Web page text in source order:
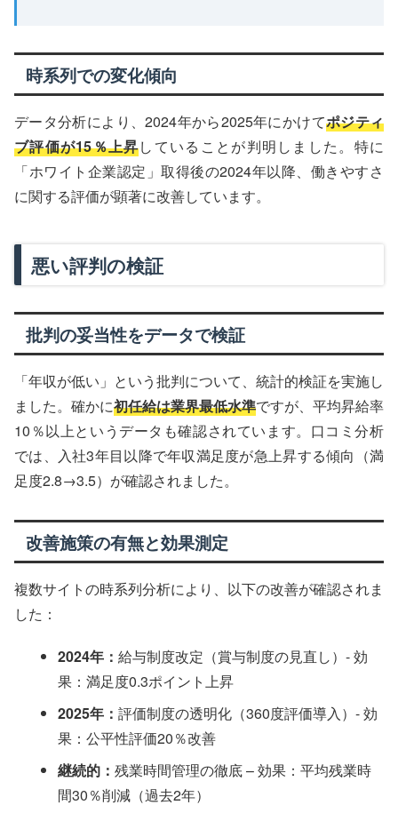
時系列での変化傾向
データ分析により、2024年から2025年にかけてポジティ
ブ評価が15％上昇していることが判明しました。特に
「ホワイト企業認定」取得後の2024年以降、働きやすさ
に関する評価が顕著に改善しています。
悪い評判の検証
批判の妥当性をデータで検証
「年収が低い」という批判について、統計的検証を実施し
ました。確かに初任給は業界最低水準ですが、平均昇給率
10％以上というデータも確認されています。口コミ分析
では、入社3年目以降で年収満足度が急上昇する傾向（満
足度2.8→3.5）が確認されました。
改善施策の有無と効果測定
複数サイトの時系列分析により、以下の改善が確認されま
した：
2024年：給与制度改定（賞与制度の見直し）- 効
果：満足度0.3ポイント上昇
2025年：評価制度の透明化（360度評価導入）- 効
果：公平性評価20％改善
継続的：残業時間管理の徹底 – 効果：平均残業時
間30％削減（過去2年）